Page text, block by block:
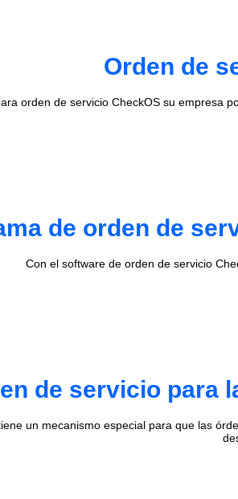
Orden de
orden de servicio CheckOS su empresa
de orden de
Con el software de orden de servicio
de servicio para
un mecanismo especial para que las